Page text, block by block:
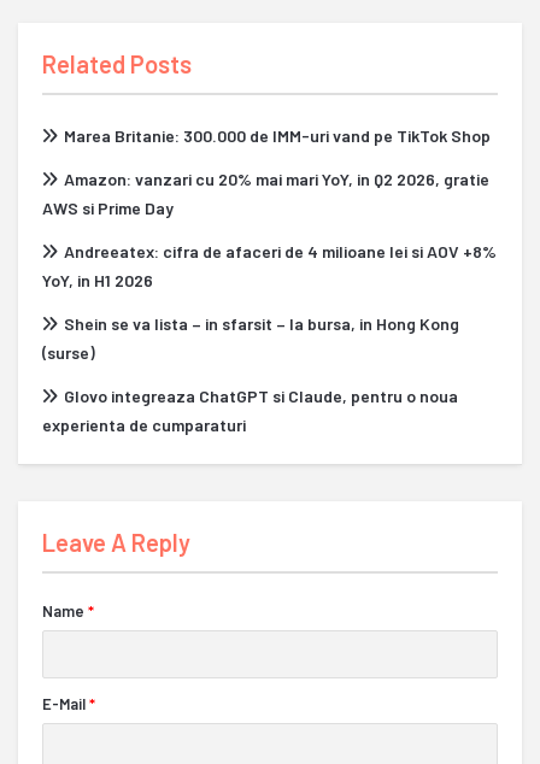
Related Posts
Marea Britanie: 300.000 de IMM-uri vand pe TikTok Shop
Amazon: vanzari cu 20% mai mari YoY, in Q2 2026, gratie
AWS si Prime Day
Andreeatex: cifra de afaceri de 4 milioane lei si AOV +8%
YoY, in H1 2026
Shein se va lista – in sfarsit – la bursa, in Hong Kong
(surse)
Glovo integreaza ChatGPT si Claude, pentru o noua
experienta de cumparaturi
Leave A Reply
Name *
E-Mail*